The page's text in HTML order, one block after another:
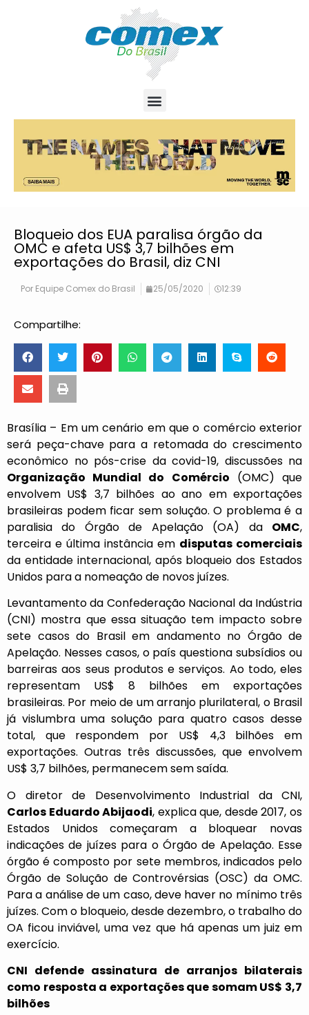
Bloqueio dos EUA paralisa órgão da
OMC e afeta US$ 3,7 bilhões em
exportações do Brasil, diz CNI
Por Equipe Comex do Brasil 25/05/2020 12:39
Compartilhe:
Brasília – Em um cenário em que o comércio exterior
será peça-chave para a retomada do crescimento
econômico no pós-crise da covid-19, discussões na
Organização Mundial do Comércio (OMC) que
envolvem US$ 3,7 bilhões ao ano em exportações
brasileiras podem ficar sem solução. O problema é a
paralisia do Órgão de Apelação (OA) da OMC,
terceira e última instância em disputas comerciais
da entidade internacional, após bloqueio dos Estados
Unidos para a nomeação de novos juízes.
Levantamento da Confederação Nacional da Indústria
(CNI) mostra que essa situação tem impacto sobre
sete casos do Brasil em andamento no Órgão de
Apelação. Nesses casos, o país questiona subsídios ou
barreiras aos seus produtos e serviços. Ao todo, eles
representam US$ 8 bilhões em exportações
brasileiras. Por meio de um arranjo plurilateral, o Brasil
já vislumbra uma solução para quatro casos desse
total, que respondem por US$ 4,3 bilhões em
exportações. Outras três discussões, que envolvem
US$ 3,7 bilhões, permanecem sem saída.
O diretor de Desenvolvimento Industrial da CNI,
Carlos Eduardo Abijaodi, explica que, desde 2017, os
Estados Unidos começaram a bloquear novas
indicações de juízes para o Órgão de Apelação. Esse
órgão é composto por sete membros, indicados pelo
Órgão de Solução de Controvérsias (OSC) da OMC.
Para a análise de um caso, deve haver no mínimo três
juízes. Com o bloqueio, desde dezembro, o trabalho do
OA ficou inviável, uma vez que há apenas um juiz em
exercício.
CNI defende assinatura de arranjos bilaterais
como resposta a exportações que somam US$ 3,7
bilhões